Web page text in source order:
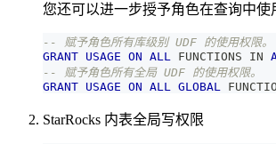
您还可以进一步授予角色在查询中使
-- 赋予角色所有库级别 UDF 的使用权限。
GRANT USAGE ON ALL FUNCTIONS IN
-- 赋予角色所有全局 UDF 的使用权限。
GRANT USAGE ON ALL GLOBAL
StarRocks 内表全局写权限